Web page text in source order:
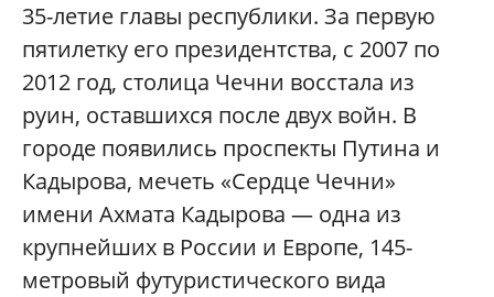
35-летие главы республики. За первую
пятилетку его президентства, с 2007 по
2012 год, столица Чечни восстала из
руин, оставшихся после двух войн. В
городе появились проспекты Путина и
Кадырова, мечеть «Сердце Чечни»
имени Ахмата Кадырова — одна из
крупнейших в России и Европе, 145-
метровый футуристического вида